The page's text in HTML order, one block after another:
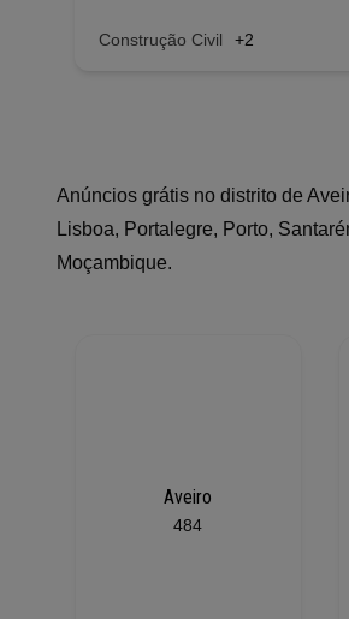
Construção Civil +2
Anúncios grátis no distrito de
Lisboa, Portalegre, Porto,
Moçambique.
Aveiro
484